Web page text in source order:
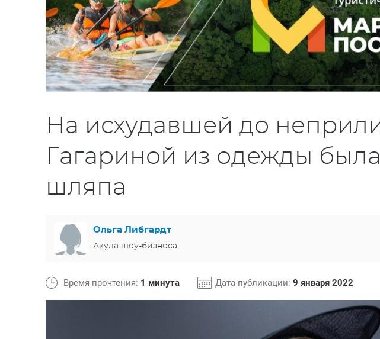
На исхудавшей до
Гагариной из одежды
шляпа
Ольга Либгардт
Акула шоу-бизнеса
Время прочтения: 1 минута Дата публикации: 9 января 2022